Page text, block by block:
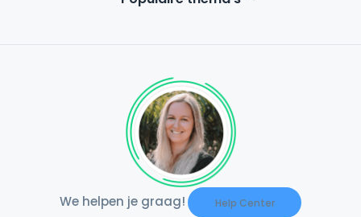
We helpen je graag! Help Center